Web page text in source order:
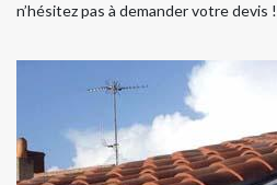
n’hésitez pas à demander votre devis !